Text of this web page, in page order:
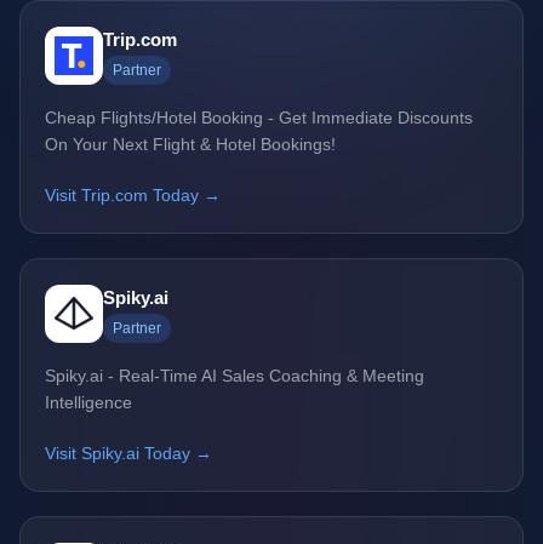
Trip.com
Partner
Cheap Flights/Hotel Booking - Get Immediate Discounts
On Your Next Flight & Hotel Bookings!
Visit Trip.com Today →
Spiky.ai
Partner
Spiky.ai - Real-Time AI Sales Coaching & Meeting
Intelligence
Visit Spiky.ai Today →